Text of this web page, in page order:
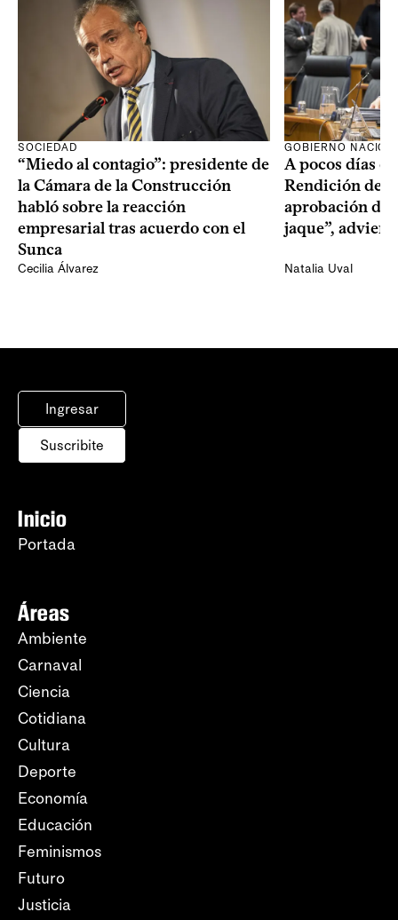
SOCIEDAD
“Miedo al contagio”: presidente de
la Cámara de la Construcción
habló sobre la reacción
empresarial tras acuerdo con el
Sunca
Cecilia Álvarez
GOBIERNO
A pocos días
Rendición de
aprobación del
jaque”,
Natalia Uval
Ingresar
Suscribite
Inicio
Portada
Áreas
Ambiente
Carnaval
Ciencia
Cotidiana
Cultura
Deporte
Economía
Educación
Feminismos
Futuro
Justicia